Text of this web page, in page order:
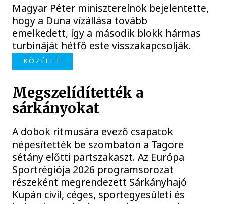
Magyar Péter miniszterelnök bejelentette,
hogy a Duna vízállása tovább
emelkedett, így a második blokk hármas
turbináját hétfő este visszakapcsolják.
KÖZÉLET
Megszelídítették a
sárkányokat
A dobok ritmusára evező csapatok
népesítették be szombaton a Tagore
sétány előtti partszakaszt. Az Európa
Sportrégiója 2026 programsorozat
részeként megrendezett Sárkányhajó
Kupán civil, céges, sportegyesületi és